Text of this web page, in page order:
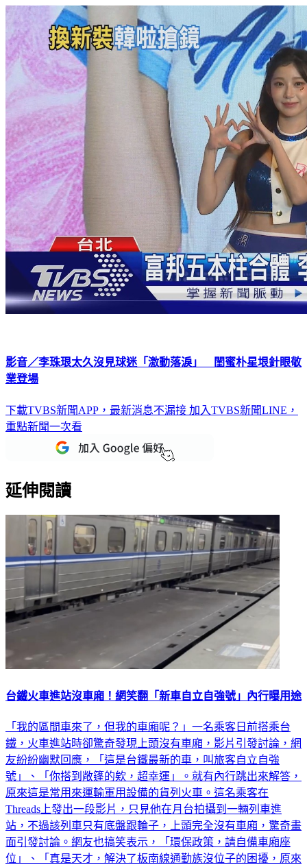
影音／李珠珢太久沒見球迷「激動落淚」 閨蜜朴星垠針眼敬
業登場
下載TVBS新聞APP，最新消息不漏接 加入TVBS新聞LINE，
重點新聞一次看
延伸閱讀
台鐵火車進站沒車廂！網笑翻「新車自立自強號」內行曝用途
「我的區間車來了，但我的車廂呢？」一名乘客日前搭乘台
鐵，火車進站時卻驚奇發現上頭沒有車廂，影片引發討論，網
友紛紛幽默回應，「這是台鐵最新的車，叫旅客自立自強
號」、「你搭到敞篷的欸，超幸運」。就有內行跳出來解答，
原來這是常用來運輸軍用設備的貨列火車。這名乘客在
Threads上發出一段影片，只見他在月台拍攝到一輛列車進
站，不過該列車只有底盤跟輪子，上頭完全沒有車廂，驚奇畫
面引發討論。網友也搞笑表示，「環保政策，請自備車廂座
位」、「真是天才，解決了板南線通勤族沒位子的困擾，原來